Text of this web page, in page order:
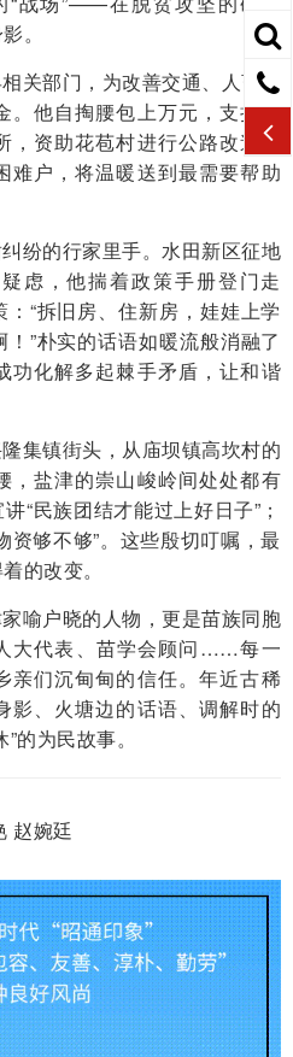
。
关部门，为改善交通、人畜饮
。他自掏腰包上万元，支持黎
资助花苞村进行公路改造；
难户，将温暖送到最需要帮助
纷的行家里手。水田新区征地
虑，他揣着政策手册登门走
“拆旧房、住新房，娃娃上学
”朴实的话语如暖流般消融了
功化解多起棘手矛盾，让和谐
集镇街头，从庙坝镇高坎村的
，盐津的崇山峻岭间处处都有
“民族团结才能过上好日子”；
资够不够”。这些殷切叮嘱，最
的改变。
喻户晓的人物，更是苗族同胞
大代表、苗学会顾问……每一
亲们沉甸甸的信任。年近古稀
影、火塘边的话语、调解时的
的为民故事。
赵婉廷